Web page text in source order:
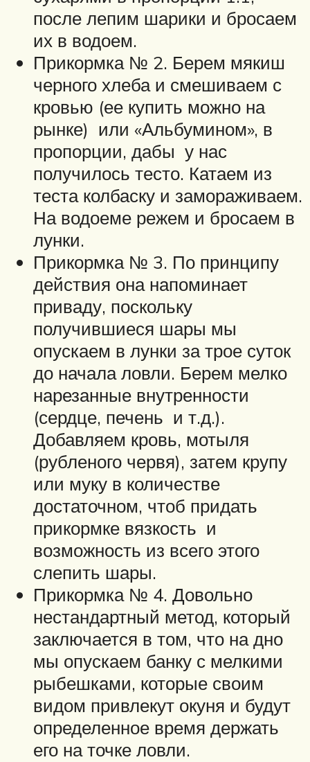
после лепим шарики и бросаем
их в водоем.
Прикормка № 2. Берем мякиш
черного хлеба и смешиваем с
кровью (ее купить можно на
рынке) или «Альбумином», в
пропорции, дабы у нас
получилось тесто. Катаем из
теста колбаску и замораживаем.
На водоеме режем и бросаем в
лунки.
Прикормка № 3. По принципу
действия она напоминает
приваду, поскольку
получившиеся шары мы
опускаем в лунки за трое суток
до начала ловли. Берем мелко
нарезанные внутренности
(сердце, печень и т.д.).
Добавляем кровь, мотыля
(рубленого червя), затем крупу
или муку в количестве
достаточном, чтоб придать
прикормке вязкость и
возможность из всего этого
слепить шары.
Прикормка № 4. Довольно
нестандартный метод, который
заключается в том, что на дно
мы опускаем банку с мелкими
рыбешками, которые своим
видом привлекут окуня и будут
определенное время держать
его на точке ловли.